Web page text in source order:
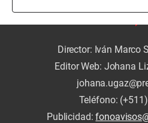
Director: Iván Marco
Editor Web: Johana
Teléfono:
Publicidad: